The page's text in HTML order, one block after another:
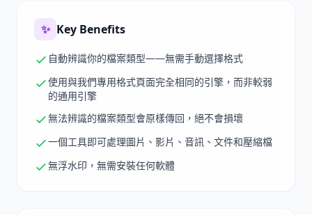
✨ Key Benefits
自動辨識你的檔案類型——無需手動選擇格式
使用與我們專用格式頁面完全相同的引擎，而非較弱
的通用引擎
無法辨識的檔案類型會原樣傳回，絕不會損壞
一個工具即可處理圖片、影片、音訊、文件和壓縮檔
無浮水印，無需安裝任何軟體